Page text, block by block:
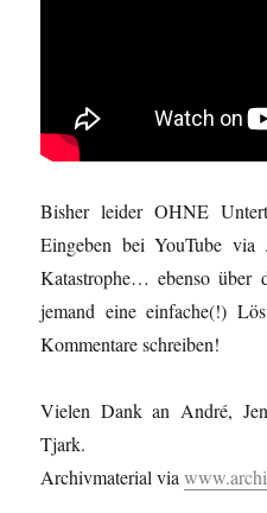
Bisher leider OHNE
Eingeben bei YouTube
Katastrophe… ebenso über
jemand eine einfache(!)
Kommentare schreiben!
Vielen Dank an André,
Tjark.
Archivmaterial via